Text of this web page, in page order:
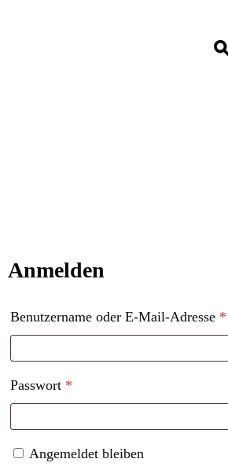
Anmelden
Benutzername oder E-Mail-Adresse *
Passwort *
Angemeldet bleiben